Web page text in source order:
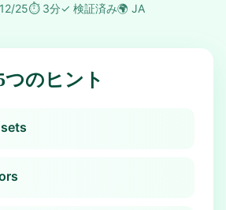
25⏱️ 3分✓ 検証済み🌍 JA
つのヒント